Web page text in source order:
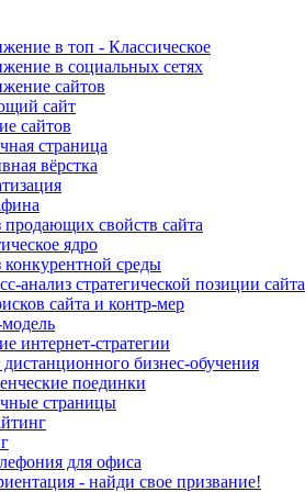
в топ - Классическое
в социальных сетях
сайтов
сайт
сайтов
страница
вёрстка
продающих свойств сайта
ядро
конкурентной среды
анализ стратегической позиции сайта
сайта и контр-мер
интернет-стратегии
бизнес-обучения
поединки
страницы
для офиса
- найди свое призвание!